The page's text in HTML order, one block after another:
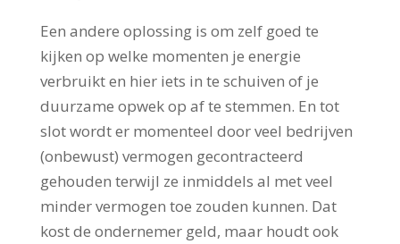
Een andere oplossing is om zelf goed te
kijken op welke momenten je energie
verbruikt en hier iets in te schuiven of je
duurzame opwek op af te stemmen. En tot
slot wordt er momenteel door veel bedrijven
(onbewust) vermogen gecontracteerd
gehouden terwijl ze inmiddels al met veel
minder vermogen toe zouden kunnen. Dat
kost de ondernemer geld, maar houdt ook